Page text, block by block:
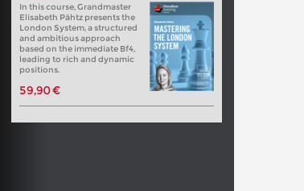
In this course, Grandmaster
Elisabeth Pähtz presents the
London System, a structured
and ambitious approach
based on the immediate Bf4,
leading to rich and dynamic
positions.
59,90 €